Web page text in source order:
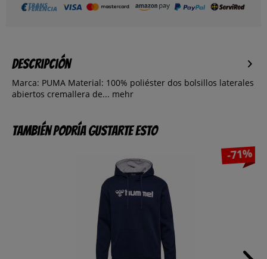
Descripción
Marca: PUMA Material: 100% poliéster dos bolsillos laterales
abiertos cremallera de... mehr
También podría gustarte esto
-71%